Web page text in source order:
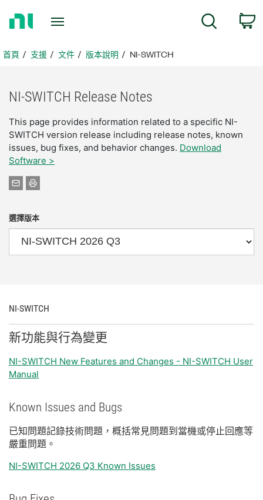
頁首頁 支援 文件 版本說明 NI-SWITCH
NI-SWITCH Release Notes
This page provides information related to a specific NI-
SWITCH version release including release notes, known
issues, bug fixes, and behavior changes. Download
Software >
選擇版本
NI-SWITCH
新功能與行為變更
NI-SWITCH New Features and Changes - NI-SWITCH User
Manual
Known Issues and Bugs
已知問題記錄技術問題， 概括常見問題到 當機或停止回應等
嚴重問題。
NI-SWITCH 2026 Q3 Known Issues